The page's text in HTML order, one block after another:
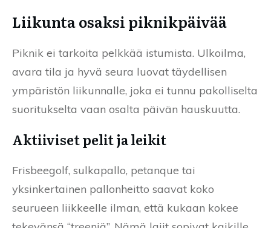
Liikunta osaksi piknikpäivää
Piknik ei tarkoita pelkkää istumista. Ulkoilma,
avara tila ja hyvä seura luovat täydellisen
ympäristön liikunnalle, joka ei tunnu pakolliselta
suoritukselta vaan osalta päivän hauskuutta.
Aktiiviset pelit ja leikit
Frisbeegolf, sulkapallo, petanque tai
yksinkertainen pallonheitto saavat koko
seurueen liikkeelle ilman, että kukaan kokee